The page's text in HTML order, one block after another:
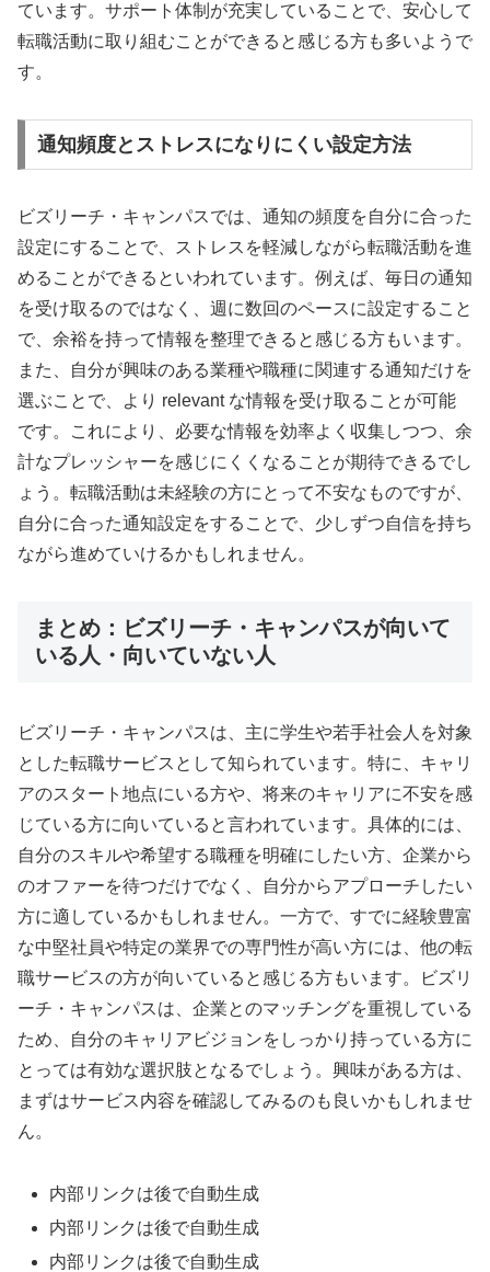
ています。サポート体制が充実していることで、安心して
転職活動に取り組むことができると感じる方も多いようで
す。
通知頻度とストレスになりにくい設定方法
ビズリーチ・キャンパスでは、通知の頻度を自分に合った
設定にすることで、ストレスを軽減しながら転職活動を進
めることができるといわれています。例えば、毎日の通知
を受け取るのではなく、週に数回のペースに設定すること
で、余裕を持って情報を整理できると感じる方もいます。
また、自分が興味のある業種や職種に関連する通知だけを
選ぶことで、より relevant な情報を受け取ることが可能
です。これにより、必要な情報を効率よく収集しつつ、余
計なプレッシャーを感じにくくなることが期待できるでし
ょう。転職活動は未経験の方にとって不安なものですが、
自分に合った通知設定をすることで、少しずつ自信を持ち
ながら進めていけるかもしれません。
まとめ：ビズリーチ・キャンパスが向いて
いる人・向いていない人
ビズリーチ・キャンパスは、主に学生や若手社会人を対象
とした転職サービスとして知られています。特に、キャリ
アのスタート地点にいる方や、将来のキャリアに不安を感
じている方に向いていると言われています。具体的には、
自分のスキルや希望する職種を明確にしたい方、企業から
のオファーを待つだけでなく、自分からアプローチしたい
方に適しているかもしれません。一方で、すでに経験豊富
な中堅社員や特定の業界での専門性が高い方には、他の転
職サービスの方が向いていると感じる方もいます。ビズリ
ーチ・キャンパスは、企業とのマッチングを重視している
ため、自分のキャリアビジョンをしっかり持っている方に
とっては有効な選択肢となるでしょう。興味がある方は、
まずはサービス内容を確認してみるのも良いかもしれませ
ん。
内部リンクは後で自動生成
内部リンクは後で自動生成
内部リンクは後で自動生成